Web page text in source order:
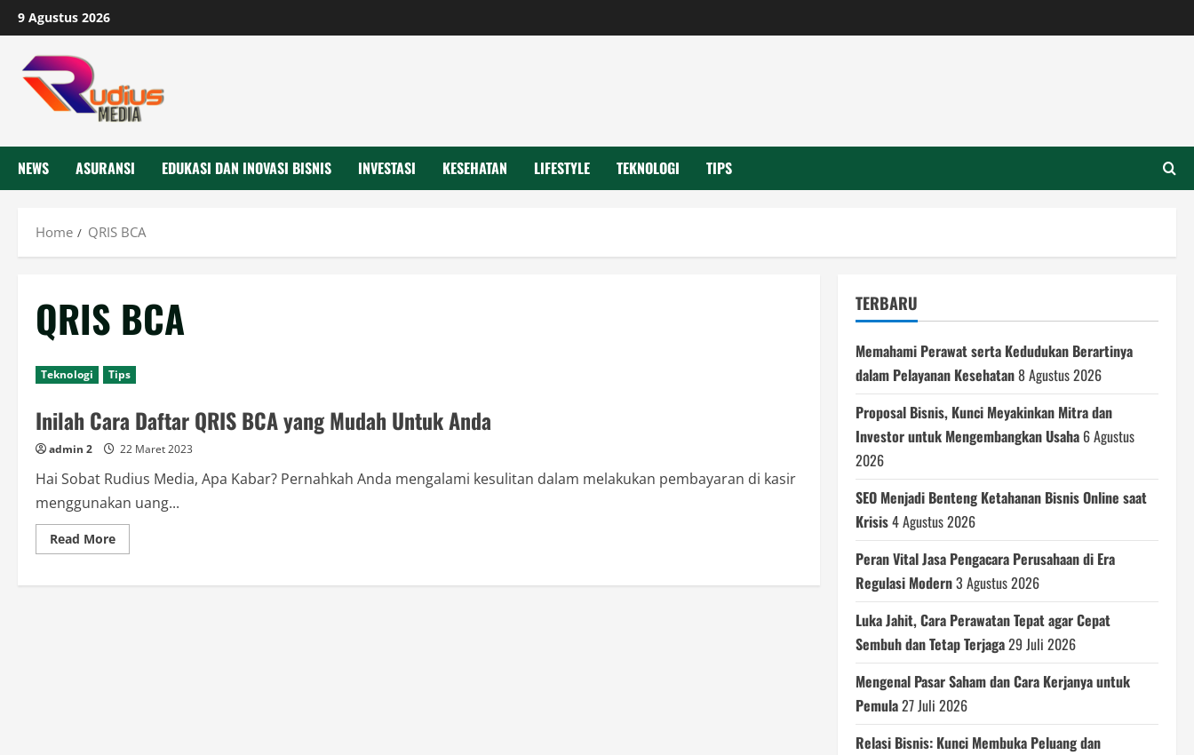
Skip
to
content
9 Agustus 2026
NEWS ASURANSI EDUKASI DAN INOVASI BISNIS INVESTASI KESEHATAN LIFESTYLE TEKNOLOGI TIPS
Home QRIS BCA
QRIS BCA
Teknologi Tips
Inilah Cara Daftar QRIS BCA yang Mudah Untuk Anda
admin 2 22 Maret 2023
Hai Sobat Rudius Media, Apa Kabar? Pernahkah Anda mengalami kesulitan dalam melakukan pembayaran di kasir
menggunakan uang...
Read MoreRead
more
Cara
TERBARU
Memahami Perawat serta Kedudukan Berartinya
dalam Pelayanan Kesehatan8 Agustus 2026
Proposal Bisnis, Kunci Meyakinkan Mitra dan
Investor untuk Mengembangkan Usaha 6 Agustus
2026
SEO Menjadi Benteng Ketahanan Bisnis Online saat
Krisis4 Agustus 2026
Peran Vital Jasa Pengacara Perusahaan di Era
Regulasi Modern3 Agustus 2026
Luka Jahit, Cara Perawatan Tepat agar Cepat
Sembuh dan Tetap Terjaga29 Juli 2026
Mengenal Pasar Saham dan Cara Kerjanya untuk
Pemula27 Juli 2026
Relasi Bisnis: Kunci Membuka Peluang dan